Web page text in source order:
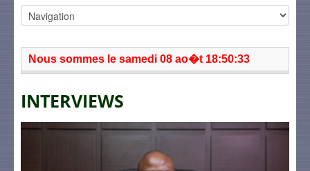
Nous sommes le samedi 08 ao�t 18:50:33
INTERVIEWS